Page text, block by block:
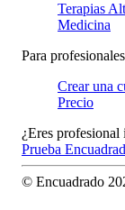
Terapias
Medicina
Para profesionales
Crear una
Precio
¿Eres profesional
Prueba
© Encuadrado